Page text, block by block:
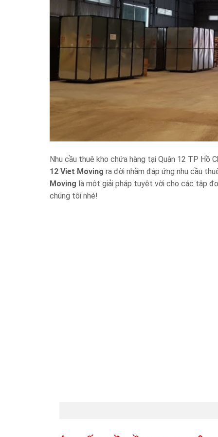
Nhu cầu thuê kho chứa hàng tại Quận 12 TP Hồ
12 Viet Moving ra đời nhằm đáp ứng nhu cầu
Moving là một giải pháp tuyệt vời cho các tập
chúng tôi nhé!